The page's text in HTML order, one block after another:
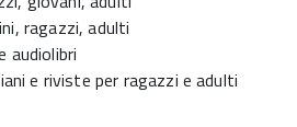
ragazzi, adulti
audiolibri
e riviste per ragazzi e adulti